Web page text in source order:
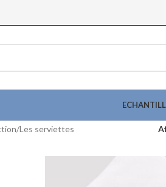
Les serviettes